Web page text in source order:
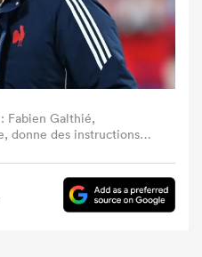
: Fabien Galthié,
donne des instructions
la France et
(Photo : Shaun